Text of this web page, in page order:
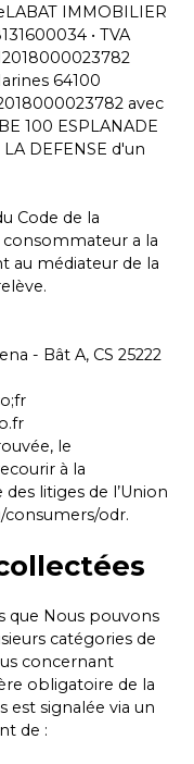
IMMOBILIER
• TVA
64100
avec
100 ESPLANADE
DEFENSE d'un
Code de la
a la
au médiateur de la
- Bât A, CS 25222
le
à la
litiges de l’Union
consumers/odr.
que Nous pouvons
catégories de
concernant
obligatoire de la
est signalée via un
de :